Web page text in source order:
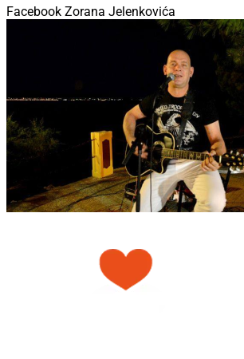
Facebook Zorana Jelenkovića